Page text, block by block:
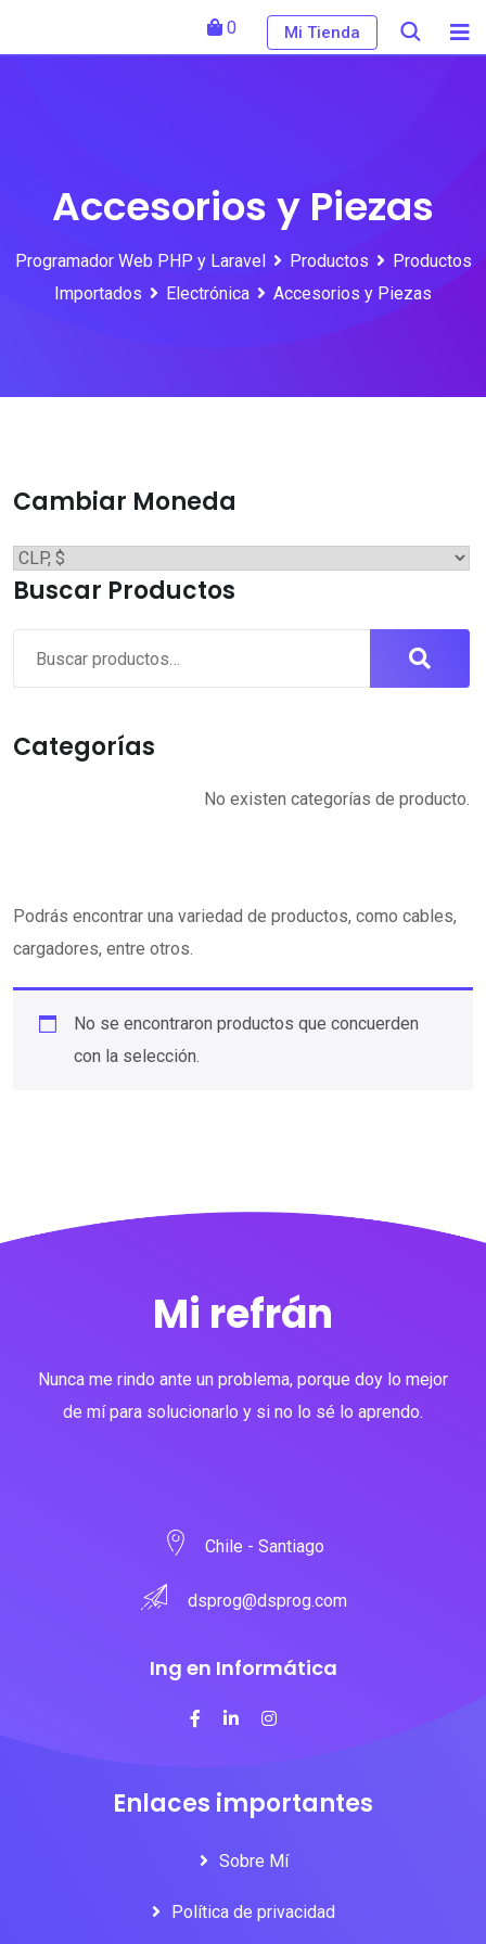
Mi Tienda
0
Accesorios y Piezas
Programador Web PHP y Laravel Productos
Productos
Importados
Electrónica Accesorios y Piezas
Cambiar Moneda
Buscar Productos
Categorías
No existen categorías de producto.
Podrás encontrar una variedad de productos, como cables,
cargadores, entre otros.
No se encontraron productos que concuerden
con la selección.
Mi refrán
Nunca me rindo ante un problema, porque doy lo mejor
de mí para solucionarlo y si no lo sé lo aprendo.
Chile - Santiago
dsprog@dsprog.com
Ing en Informática
Enlaces importantes
Sobre Mí
Política de privacidad